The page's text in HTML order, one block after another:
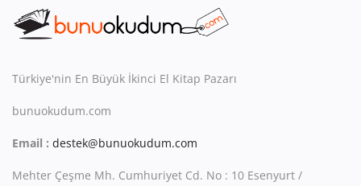
Türkiye'nin En Büyük İkinci El Kitap Pazarı
bunuokudum.com
Email : destek@bunuokudum.com
Mehter Çeşme Mh. Cumhuriyet Cd. No : 10 Esenyurt /